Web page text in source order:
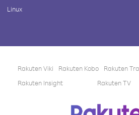
Linux
Rakuten Viki Rakuten Kobo Rakuten
Rakuten Insight
Rakuten TV